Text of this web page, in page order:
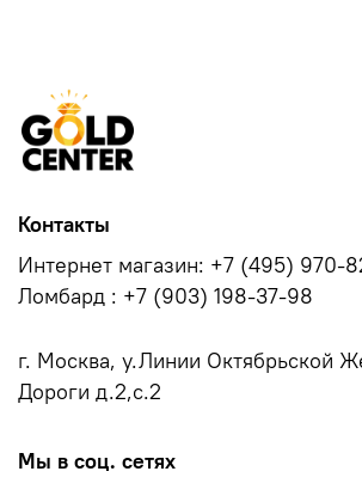
Контакты
Интернет магазин: +7 (495) 970-
Ломбард : +7 (903) 198-37-98
г. Москва, у.Линии Октябрьской
Дороги д.2,с.2
Мы в соц. сетях